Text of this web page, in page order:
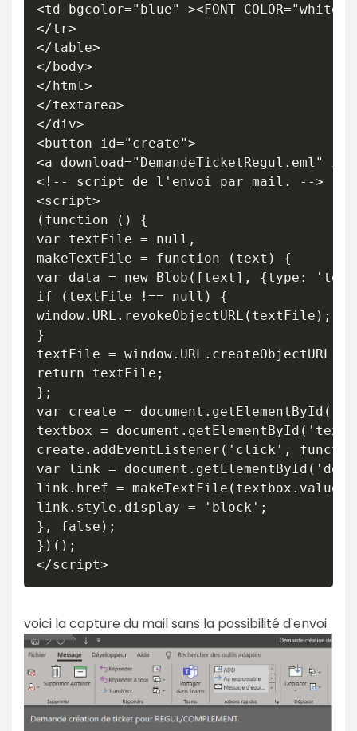
<td bgcolor="blue" ><FONT
</tr>
</table>
</body>
</html>
</textarea>
</div>
<button id="create">
<a
<!-- script de l'envoi par mail. -->
<script>
(function () {
var textFile = null,
makeTextFile = function (text) {
var data = new Blob([text], {type:
if (textFile !== null) {
window.URL.revokeObjectURL(textFile);
}
textFile =
return textFile;
};
var create =
textbox =
create.addEventListener('click',
var link =
link.href = makeTextFile(textbox.value);
link.style.display = 'block';
}, false);
})();
voici la capture du mail sans la possibilité d'envoi.